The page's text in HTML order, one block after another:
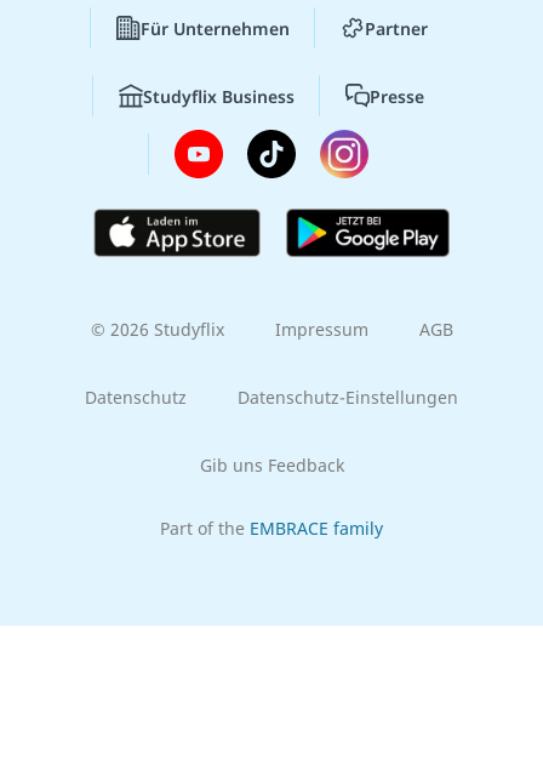
Für Unternehmen Partner
Studyflix Business Presse
© 2026 Studyflix Impressum AGB
Datenschutz Datenschutz-Einstellungen
Gib uns Feedback
Part of the EMBRACE family